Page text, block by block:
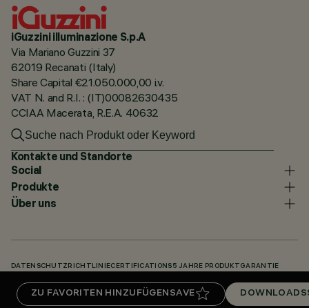
ZU FAVORITEN HINZUFÜGEN SAVE DOWNLOADS
iGuzzini illuminazione S.p.A
Via Mariano Guzzini 37
62019 Recanati (Italy)
Share Capital €21.050.000,00 i.v.
VAT N. and R.I. : (IT)00082630435
CCIAA Macerata, R.E.A. 40632
Kontakte und Standorte
Social
Produkte
Über uns
DATENSCHUTZRICHTLINIECERTIFICATIONS 5 JAHRE PRODUKTGARANTIE
UNSERE CODES KNOWLEDGE BASE (LOGIN REQUIRED) DOWNLOADS